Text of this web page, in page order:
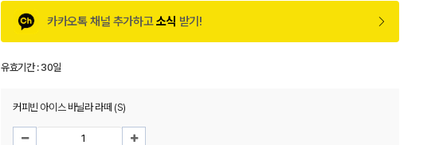
카카오톡 채널 추가하고소식 받기!
유효기간 :30일
커피빈 아이스 바닐라 라떼 (S)